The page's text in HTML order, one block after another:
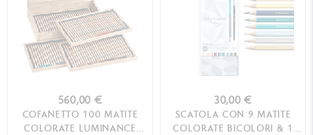
560,00 €
COFANETTO 100 MATITE
COLORATE LUMINANCE
30,00 €
SCATOLA CON 9 MATITE
COLORATE BICOLORI & 1